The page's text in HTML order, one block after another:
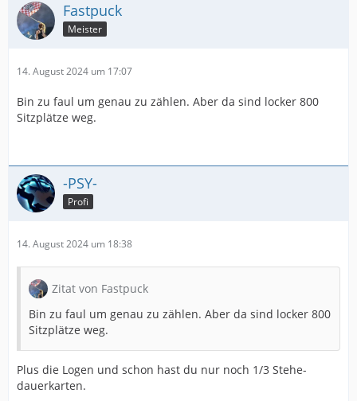
Fastpuck
Meister
14. August 2024 um 17:07
Bin zu faul um genau zu zählen. Aber da sind locker 800
Sitzplätze weg.
-PSY-
Profi
14. August 2024 um 18:38
Zitat von Fastpuck
Bin zu faul um genau zu zählen. Aber da sind locker 800
Sitzplätze weg.
Plus die Logen und schon hast du nur noch 1/3 Stehe-
dauerkarten.